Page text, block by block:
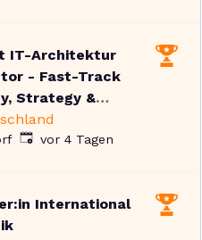
IT-Architektur
- Fast-Track
Strategy &
(w/m/d)
Veröffentlicht:
vor 4 Tagen
International